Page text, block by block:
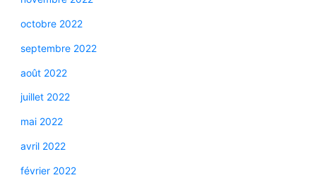
octobre 2022
septembre 2022
août 2022
juillet 2022
mai 2022
avril 2022
février 2022